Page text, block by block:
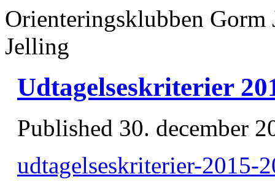
Orienteringsklubben
Jelling
Udtagelseskriterier
Published 30. december
udtagelseskriterier-2015-